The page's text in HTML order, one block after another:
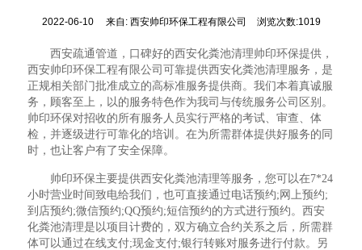
2022-06-10 来自: 西安帅印环保工程有限公司 浏览次数:1019
西安疏通管道，口碑好的西安化粪池清理帅印环保提供，
西安帅印环保工程有限公司可靠提供西安化粪池清理服务，是
正规相关部门批准成立的高标准服务提供商。我们本着真诚服
务，顾客至上，以的服务特色作为我司与传统服务公司区别。
帅印环保对招收的所有服务人员实行严格的考试、审查、体
检，并逐级进行可靠化的培训。在为所需群体提供好服务的同
时，也让客户有了安全保障。
帅印环保主要提供西安化粪池清理等服务，您可以在7*24
小时营业时间致电给我们，也可直接通过电话预约;网上预约;
到店预约;微信预约;QQ预约;短信预约的方式进行预约。西安
化粪池清理是以项目计费的，双方确立合约关系之后，所需群
体可以通过在线支付;现金支付;银行转账对服务进行付款。另